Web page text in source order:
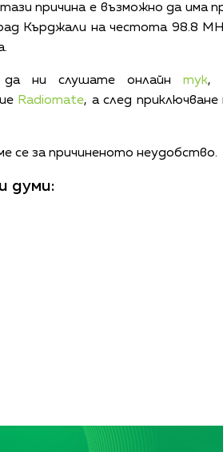
причина е възможно да има
Кърджали на честота 98.8
ни слушате онлайн тук,
Radiomate, а след
се за причиненото неудобство.
думи: